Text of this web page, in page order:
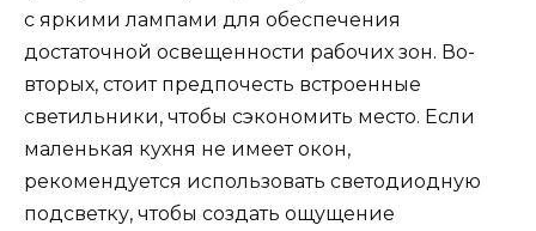
с яркими лампами для обеспечения
достаточной освещенности рабочих зон. Во-
вторых, стоит предпочесть встроенные
светильники, чтобы сэкономить место. Если
маленькая кухня не имеет окон,
рекомендуется использовать светодиодную
подсветку, чтобы создать ощущение